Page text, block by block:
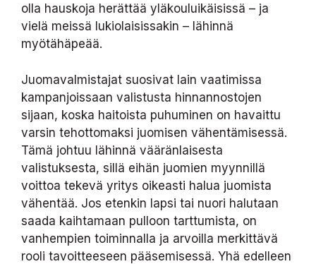
olla hauskoja herättää yläkouluikäisissä – ja
vielä meissä lukiolaisissakin – lähinnä
myötähäpeää.
Juomavalmistajat suosivat lain vaatimissa
kampanjoissaan valistusta hinnannostojen
sijaan, koska haitoista puhuminen on havaittu
varsin tehottomaksi juomisen vähentämisessä.
Tämä johtuu lähinnä vääränlaisesta
valistuksesta, sillä eihän juomien myynnillä
voittoa tekevä yritys oikeasti halua juomista
vähentää. Jos etenkin lapsi tai nuori halutaan
saada kaihtamaan pulloon tarttumista, on
vanhempien toiminnalla ja arvoilla merkittävä
rooli tavoitteeseen pääsemisessä. Yhä edelleen